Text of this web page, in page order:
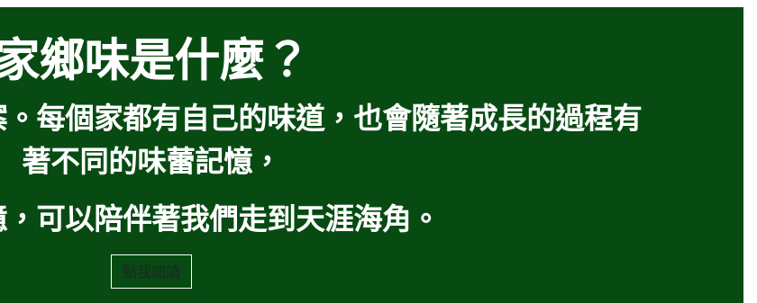
鄉味是什麼？​
每個家都有自己的味道，也會隨著成長的過程有
著不同的味蕾記憶，
可以陪伴著我們走到天涯海角。
點我​​閱讀​​